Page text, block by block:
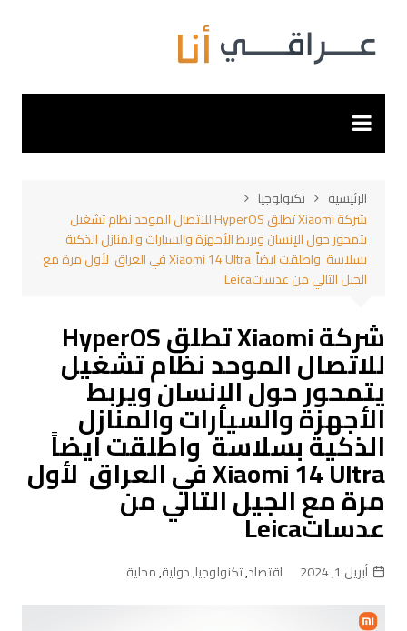
المحتوى
الرئيسية
تكنولوجيا
شركة Xiaomi تطلق HyperOS للاتصال الموحد نظام تشغيل
يتمحور حول الإنسان ويربط الأجهزة والسيارات والمنازل الذكية
بسلاسة واطلقت ايضاً Xiaomi 14 Ultra في العراق لأول مرة مع
الجيل التالي من عدساتLeica
شركة Xiaomi تطلق HyperOS
للاتصال الموحد نظام تشغيل
يتمحور حول الإنسان ويربط
الأجهزة والسيارات والمنازل
الذكية بسلاسة واطلقت ايضاً
Xiaomi 14 Ultra في العراق لأول
مرة مع الجيل التالي من
عدساتLeica
أبريل 1, 2024 اقتصاد,تكنولوجيا,دولية,محلية